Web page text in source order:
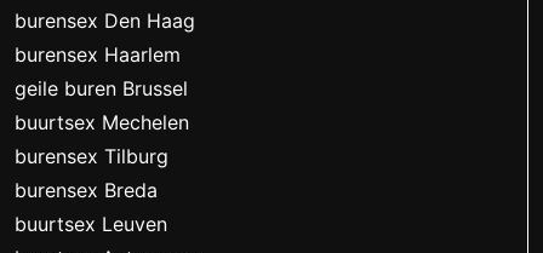
burensex Den Haag
burensex Haarlem
geile buren Brussel
buurtsex Mechelen
burensex Tilburg
burensex Breda
buurtsex Leuven